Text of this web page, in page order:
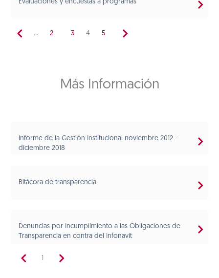
Evaluaciones y encuestas a programas
... 2 3 4 5
Más Información
Informe de la Gestión Institucional noviembre 2012 –
diciembre 2018
Bitácora de transparencia
Denuncias por Incumplimiento a las Obligaciones de
Transparencia en contra del Infonavit
1